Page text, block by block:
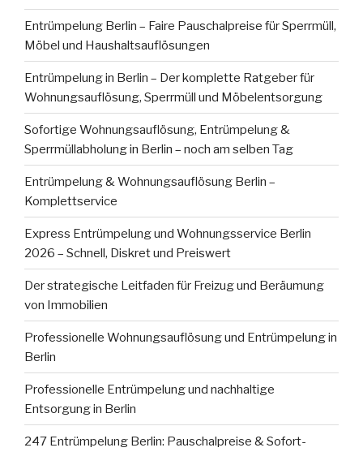
Entrümpelung Berlin – Faire Pauschalpreise für Sperrmüll,
Möbel und Haushaltsauflösungen
Entrümpelung in Berlin – Der komplette Ratgeber für
Wohnungsauflösung, Sperrmüll und Möbelentsorgung
Sofortige Wohnungsauflösung, Entrümpelung &
Sperrmüllabholung in Berlin – noch am selben Tag
Entrümpelung & Wohnungsauflösung Berlin –
Komplettservice
Express Entrümpelung und Wohnungsservice Berlin
2026 – Schnell, Diskret und Preiswert
Der strategische Leitfaden für Freizug und Beräumung
von Immobilien
Professionelle Wohnungsauflösung und Entrümpelung in
Berlin
Professionelle Entrümpelung und nachhaltige
Entsorgung in Berlin
247 Entrümpelung Berlin: Pauschalpreise & Sofort-